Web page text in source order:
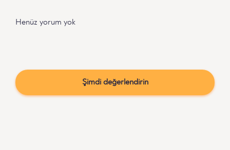
Henüz yorum yok
Şimdi değerlendirin